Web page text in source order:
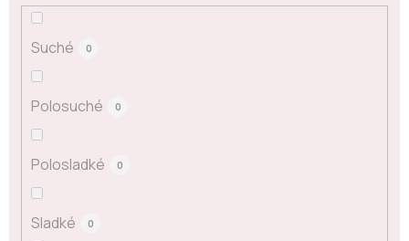
Suché 0
Polosuché 0
Polosladké 0
Sladké 0